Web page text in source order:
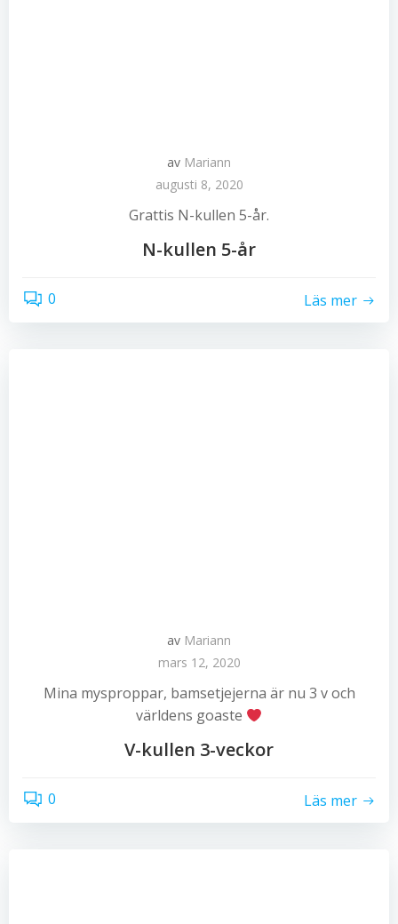
av Mariann
augusti 8, 2020
Grattis N-kullen 5-år.
N-kullen 5-år
0 Läs mer
av Mariann
mars 12, 2020
Mina mysproppar, bamsetjejerna är nu 3 v och
världens goaste
V-kullen 3-veckor
0 Läs mer